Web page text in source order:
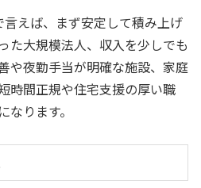
えば、まず安定して積み上げ
た大規模法人、収入を少しでも
や夜勤手当が明確な施設、家庭
時間正規や住宅支援の厚い職
ります。